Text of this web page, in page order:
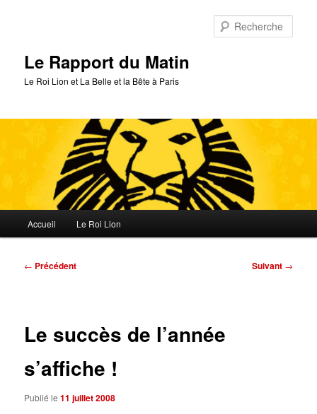
Le Rapport du Matin
Le Roi Lion et La Belle et la Bête à Paris
principal
Accueil Le Roi Lion
Navigation
← Précédent Suivant →
Le succès de l’année
s’affiche !
Publié le11 juillet 2008